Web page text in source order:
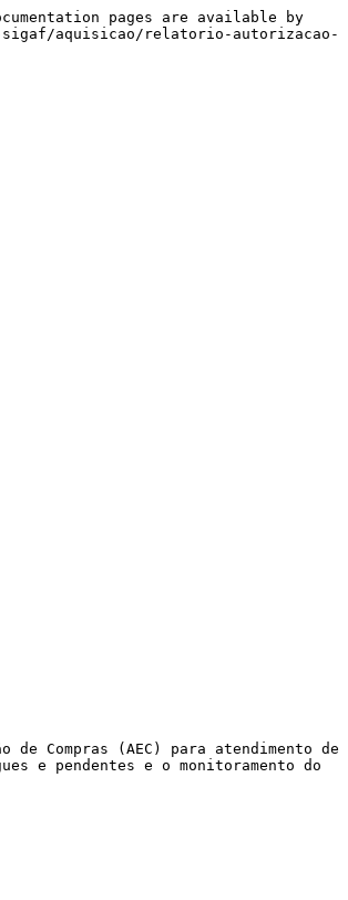
pages are available by
sigaf/aquisicao/relatorio-autorizacao-
Compras (AEC) para atendimento de
e pendentes e o monitoramento do